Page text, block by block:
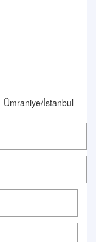
Ümraniye/İstanbul